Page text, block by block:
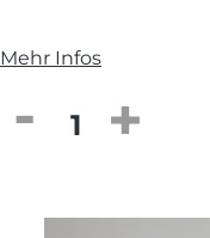
Mehr Infos
Produkt